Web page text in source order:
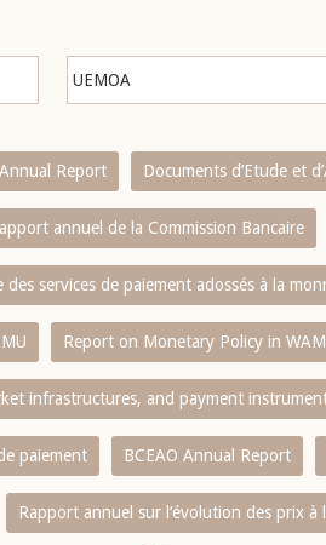
Report Documents d’Etude et
annuel de la Commission Bancaire
services de paiement adossés à la
Report on Monetary Policy in
infrastructures, and payment
paiement BCEAO Annual Report
Rapport annuel sur l‘évolution des prix à